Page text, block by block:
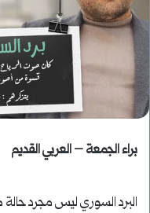
براء الجمعة – العربي القديم
البرد السوري ليس مجرد